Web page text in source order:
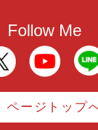
Follow Me
ページトップ